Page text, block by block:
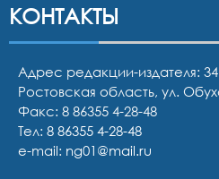
КОНТАКТЫ
Адрес редакции-издателя:
Ростовская область, ул.
Факс: 8 86355 4-28-48
Тел: 8 86355 4-28-48
e-mail: ng01@mail.ru